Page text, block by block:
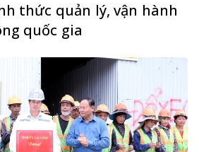
thức quản lý, vận hành
quốc gia